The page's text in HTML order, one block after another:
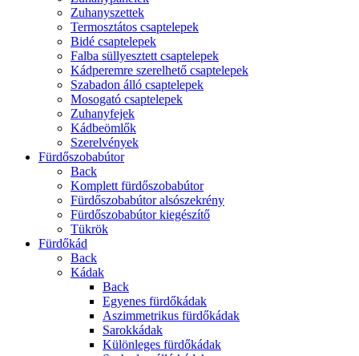
Zuhanyszettek
Termosztátos csaptelepek
Bidé csaptelepek
Falba süllyesztett csaptelepek
Kádperemre szerelhető csaptelepek
Szabadon álló csaptelepek
Mosogató csaptelepek
Zuhanyfejek
Kádbeömlők
Szerelvények
Fürdőszobabútor
Back
Komplett fürdőszobabútor
Fürdőszobabútor alsószekrény
Fürdőszobabútor kiegészítő
Tükrök
Fürdőkád
Back
Kádak
Back
Egyenes fürdőkádak
Aszimmetrikus fürdőkádak
Sarokkádak
Különleges fürdőkádak